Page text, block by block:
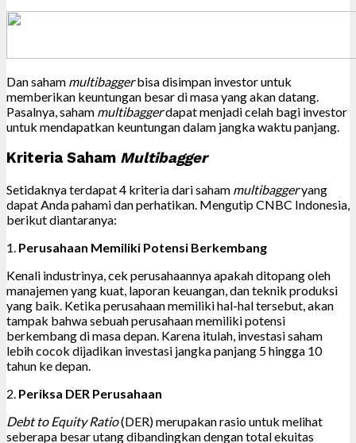
Dan saham multibaggerbisa disimpan investor untuk
memberikan keuntungan besar di masa yang akan datang.
Pasalnya, saham multibaggerdapat menjadi celah bagi investor
untuk mendapatkan keuntungan dalam jangka waktu panjang.
Kriteria Saham Multibagger
Setidaknya terdapat 4 kriteria dari saham multibaggeryang
dapat Anda pahami dan perhatikan. Mengutip CNBC Indonesia,
berikut diantaranya:
1. Perusahaan Memiliki Potensi Berkembang
Kenali industrinya, cek perusahaannya apakah ditopang oleh
manajemen yang kuat, laporan keuangan, dan teknik produksi
yang baik. Ketika perusahaan memiliki hal-hal tersebut, akan
tampak bahwa sebuah perusahaan memiliki potensi
berkembang di masa depan. Karena itulah, investasi saham
lebih cocok dijadikan investasi jangka panjang 5 hingga 10
tahun ke depan.
2. Periksa DER Perusahaan
Debt to Equity Ratio(DER) merupakan rasio untuk melihat
seberapa besar utang dibandingkan dengan total ekuitas